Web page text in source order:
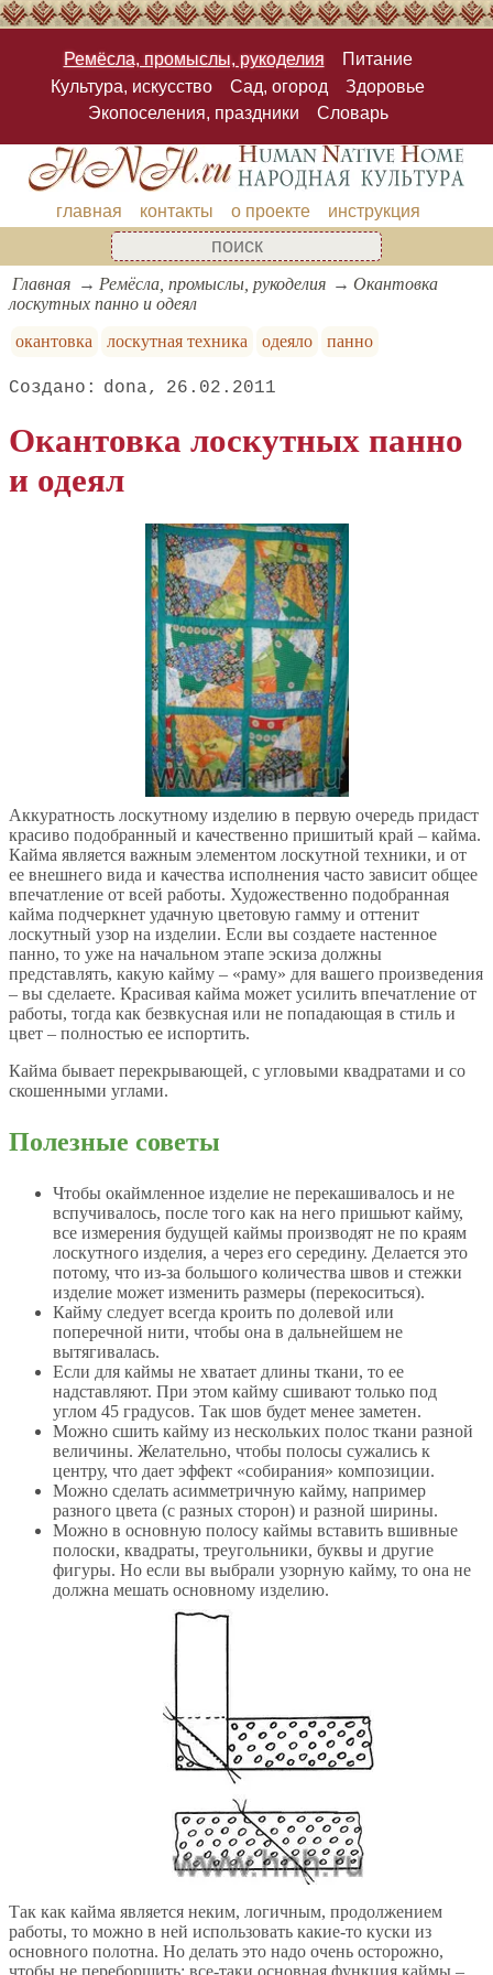
Ремёсла, промыслы, рукоделия
Питание
Культура, искусство
Сад, огород
Здоровье
Экопоселения, праздники
Словарь
главная контакты о проекте инструкция
Главная Ремёсла, промыслы, рукоделия
Окантовка
лоскутных панно и одеял
окантовка
лоскутная техника одеяло панно
dona 26.02.2011
Окантовка лоскутных панно
и одеял
Аккуратность лоскутному изделию в первую очередь придаст
красиво подобранный и качественно пришитый край – кайма.
Кайма является важным элементом лоскутной техники, и от
ее внешнего вида и качества исполнения часто зависит общее
впечатление от всей работы. Художественно подобранная
кайма подчеркнет удачную цветовую гамму и оттенит
лоскутный узор на изделии. Если вы создаете настенное
панно, то уже на начальном этапе эскиза должны
представлять, какую кайму – «раму» для вашего произведения
– вы сделаете. Красивая кайма может усилить впечатление от
работы, тогда как безвкусная или не попадающая в стиль и
цвет – полностью ее испортить.
Кайма бывает перекрывающей, с угловыми квадратами и со
скошенными углами.
Полезные советы
Чтобы окаймленное изделие не перекашивалось и не
вспучивалось, после того как на него пришьют кайму,
все измерения будущей каймы производят не по краям
лоскутного изделия, а через его середину. Делается это
потому, что из-за большого количества швов и стежки
изделие может изменить размеры (перекоситься).
Кайму следует всегда кроить по долевой или
поперечной нити, чтобы она в дальнейшем не
вытягивалась.
Если для каймы не хватает длины ткани, то ее
надставляют. При этом кайму сшивают только под
углом 45 градусов. Так шов будет менее заметен.
Можно сшить кайму из нескольких полос ткани разной
величины. Желательно, чтобы полосы сужались к
центру, что дает эффект «собирания» композиции.
Можно сделать асимметричную кайму, например
разного цвета (с разных сторон) и разной ширины.
Можно в основную полосу каймы вставить вшивные
полоски, квадраты, треугольники, буквы и другие
фигуры. Но если вы выбрали узорную кайму, то она не
должна мешать основному изделию.
Так как кайма является неким, логичным, продолжением
работы, то можно в ней использовать какие-то куски из
основного полотна. Но делать это надо очень осторожно,